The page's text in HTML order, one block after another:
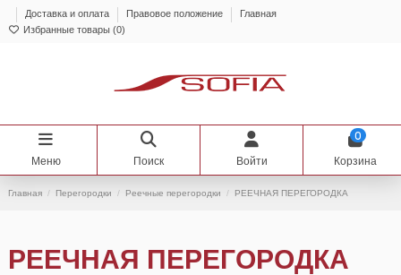
Доставка и оплата Правовое положение
Главная
Избранные товары (0)
Меню Поиск Войти
0
Корзина
Главная Перегородки Реечные перегородки РЕЕЧНАЯ ПЕРЕГОРОДКА
РЕЕЧНАЯ ПЕРЕГОРОДКА